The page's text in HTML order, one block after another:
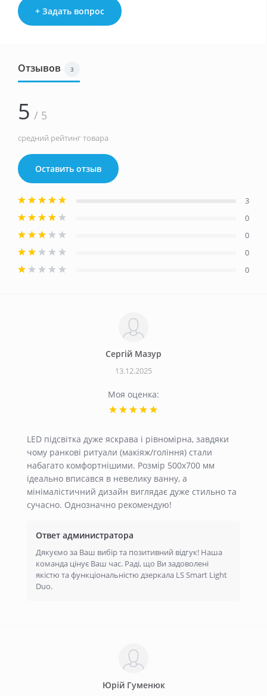
+ Задать вопрос
Отзывов 3
5 / 5
средний рейтинг товара
Оставить отзыв
3
0
0
0
0
Сергiй Мазур
13.12.2025
Моя оценка:
LED підсвітка дуже яскрава і рівномірна, завдяки
чому ранкові ритуали (макіяж/гоління) стали
набагато комфортнішими. Розмір 500х700 мм
ідеально вписався в невелику ванну, а
мінімалістичний дизайн виглядає дуже стильно та
сучасно. Однозначно рекомендую!
Ответ администратора
Дякуємо за Ваш вибір та позитивний відгук! Наша
команда цінує Ваш час. Раді, що Ви задоволені
якістю та функціональністю дзеркала LS Smart Light
Duo.
Юрiй Гуменюк